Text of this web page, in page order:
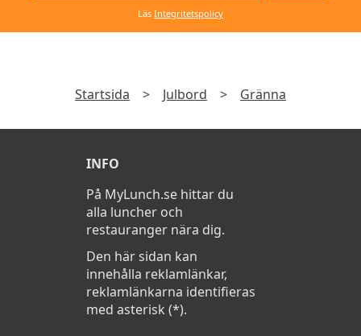
Läs Integritetspolicy
Startsida > Julbord > Gränna
INFO
På MyLunch.se hittar du
alla luncher och
restauranger nära dig.
Den här sidan kan
innehålla reklamlänkar,
reklamlänkarna identifieras
med asterisk (*).